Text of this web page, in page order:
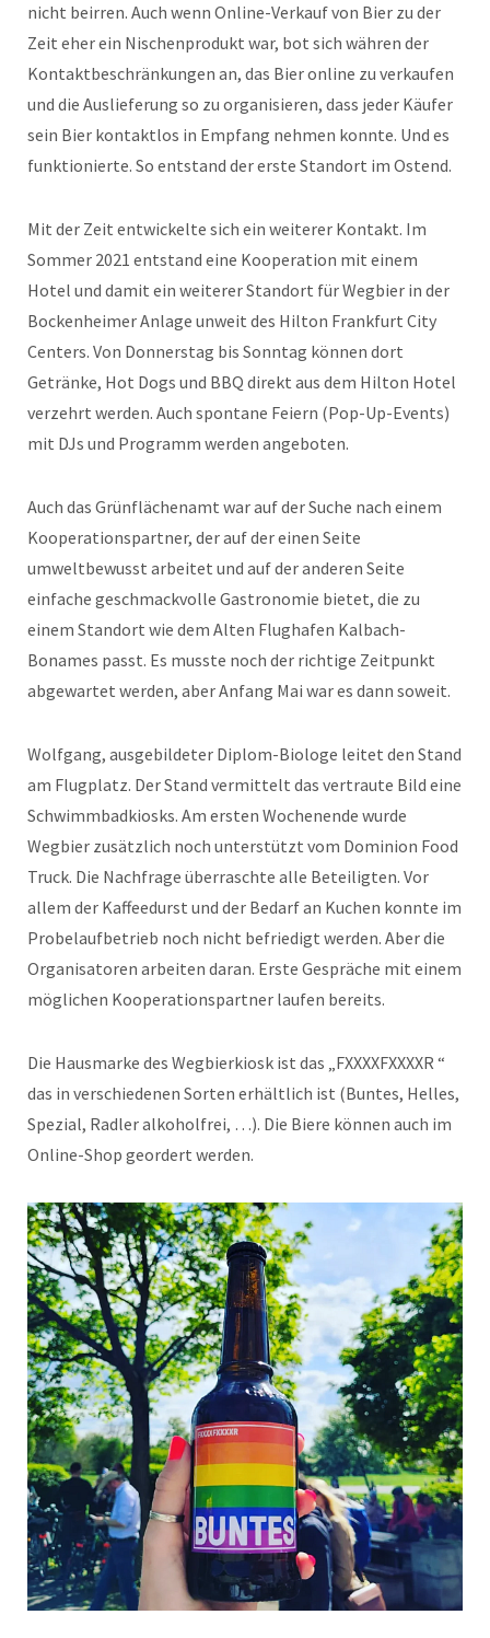
nicht beirren. Auch wenn Online-Verkauf von Bier zu der
Zeit eher ein Nischenprodukt war, bot sich währen der
Kontaktbeschränkungen an, das Bier online zu verkaufen
und die Auslieferung so zu organisieren, dass jeder Käufer
sein Bier kontaktlos in Empfang nehmen konnte. Und es
funktionierte. So entstand der erste Standort im Ostend.
Mit der Zeit entwickelte sich ein weiterer Kontakt. Im
Sommer 2021 entstand eine Kooperation mit einem
Hotel und damit ein weiterer Standort für Wegbier in der
Bockenheimer Anlage unweit des Hilton Frankfurt City
Centers. Von Donnerstag bis Sonntag können dort
Getränke, Hot Dogs und BBQ direkt aus dem Hilton Hotel
verzehrt werden. Auch spontane Feiern (Pop-Up-Events)
mit DJs und Programm werden angeboten.
Auch das Grünflächenamt war auf der Suche nach einem
Kooperationspartner, der auf der einen Seite
umweltbewusst arbeitet und auf der anderen Seite
einfache geschmackvolle Gastronomie bietet, die zu
einem Standort wie dem Alten Flughafen Kalbach-
Bonames passt. Es musste noch der richtige Zeitpunkt
abgewartet werden, aber Anfang Mai war es dann soweit.
Wolfgang, ausgebildeter Diplom-Biologe leitet den Stand
am Flugplatz. Der Stand vermittelt das vertraute Bild eine
Schwimmbadkiosks. Am ersten Wochenende wurde
Wegbier zusätzlich noch unterstützt vom Dominion Food
Truck. Die Nachfrage überraschte alle Beteiligten. Vor
allem der Kaffeedurst und der Bedarf an Kuchen konnte im
Probelaufbetrieb noch nicht befriedigt werden. Aber die
Organisatoren arbeiten daran. Erste Gespräche mit einem
möglichen Kooperationspartner laufen bereits.
Die Hausmarke des Wegbierkiosk ist das „FXXXXFXXXXR “
das in verschiedenen Sorten erhältlich ist (Buntes, Helles,
Spezial, Radler alkoholfrei, …). Die Biere können auch im
Online-Shop geordert werden.